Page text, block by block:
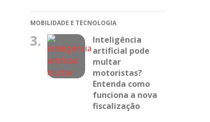
MOBILIDADE E TECNOLOGIA
3.
Inteligência
artificial pode
multar
motoristas?
Entenda como
funciona a nova
fiscalização